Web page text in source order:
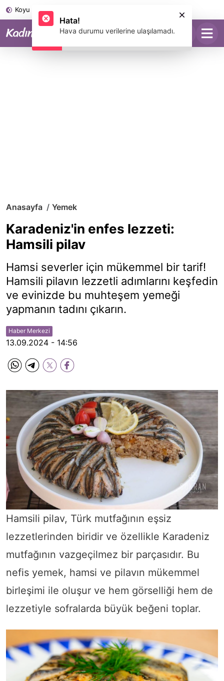
Koyu Mod
Anasayfa Yemek
Karadeniz'in enfes lezzeti:
Hamsili pilav
Hamsi severler için mükemmel bir tarif!
Hamsili pilavın lezzetli adımlarını keşfedin
ve evinizde bu muhteşem yemeği
yapmanın tadını çıkarın.
Haber Merkezi
13.09.2024 - 14:56
Hamsili pilav, Türk mutfağının eşsiz
lezzetlerinden biridir ve özellikle Karadeniz
mutfağının vazgeçilmez bir parçasıdır. Bu
nefis yemek, hamsi ve pilavın mükemmel
birleşimi ile oluşur ve hem görselliği hem de
lezzetiyle sofralarda büyük beğeni toplar.